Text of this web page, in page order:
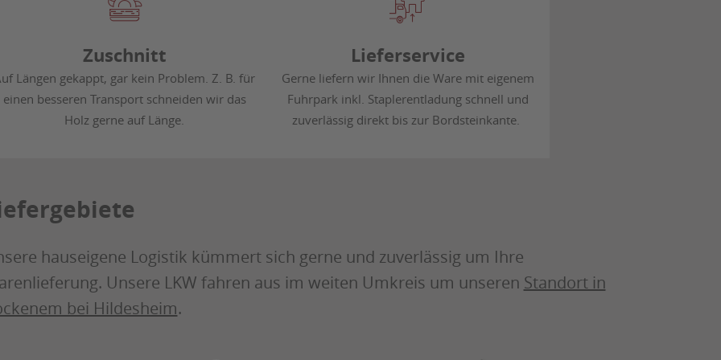
Zuschnitt
Längen gekappt, gar kein Problem. Z. B. für
einen besseren Transport schneiden wir das
Holz gerne auf Länge.
Lieferservice
Gerne liefern wir Ihnen die Ware mit eigenem
Fuhrpark inkl. Staplerentladung schnell und
zuverlässig direkt bis zur Bordsteinkante.
hauseigene Logistik kümmert sich gerne und zuverlässig um Ihre
Unsere LKW fahren aus im weiten Umkreis um unseren Standort in
bei Hildesheim.